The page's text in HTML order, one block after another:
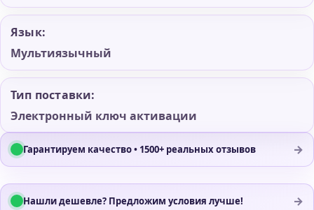
Язык:
Мультиязычный
Тип поставки:
Электронный ключ активации
Гарантируем качество • 1500+ реальных отзывов →
Нашли дешевле? Предложим условия лучше! →